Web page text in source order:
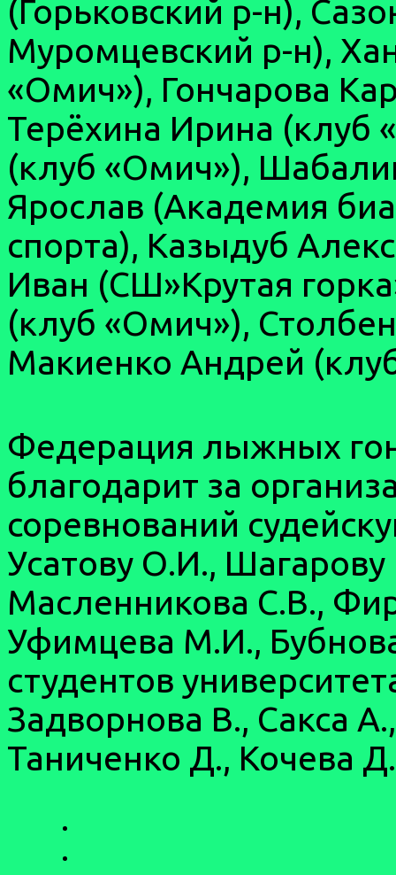
(Горьковский р-н),
Муромцевский р-н),
«Омич»), Гончарова
Терёхина Ирина (клуб
(клуб «Омич»),
Ярослав (Академия
спорта), Казыдуб
Иван (СШ»Крутая
(клуб «Омич»),
Макиенко Андрей
Федерация лыжных
благодарит за
соревнований
Усатову О.И., Шагарову
Масленникова С.В.,
Уфимцева М.И.,
студентов
Задворнова В., Сакса
Таниченко Д., Кочева Д.